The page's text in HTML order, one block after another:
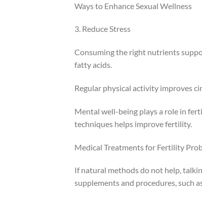
Ways to Enhance Sexual Wellness
3. Reduce Stress
Consuming the right nutrients
fatty acids.
Regular physical activity improves
Mental well-being plays a role in
techniques helps improve fertility.
Medical Treatments for Fertility
If natural methods do not help,
supplements and procedures, such